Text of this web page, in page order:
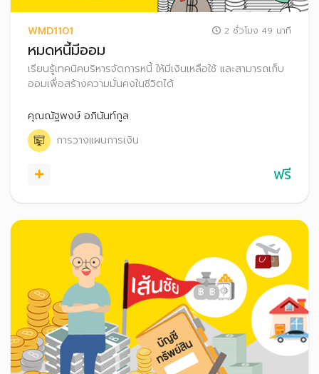
WMD1101 2 ชั่วโมง 49 นาที
หมดหนี้มีออม
เรียนรู้เทคนิคบริหารจัดการหนี้ ให้มีเงินเหลือใช้ และสามารถเก็บ
ออมเพื่อสร้างความมั่นคงในชีวิตได้
คุณณัฐพงษ์ อภินันท์กูล
การวางแผนการเงิน
ฟรี